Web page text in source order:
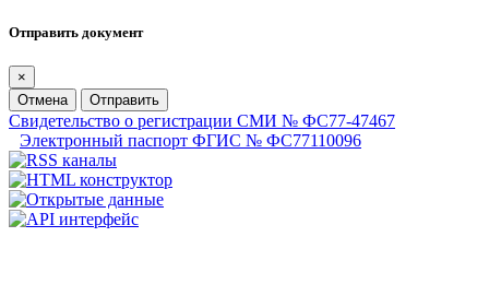
Отправить документ
×
Отмена
Отправить
Свидетельство о регистрации СМИ № ФС77-47467
Электронный паспорт ФГИС № ФС77110096